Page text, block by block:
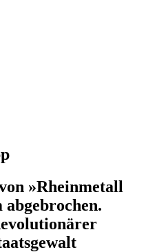
»Rheinmetall
abgebrochen.